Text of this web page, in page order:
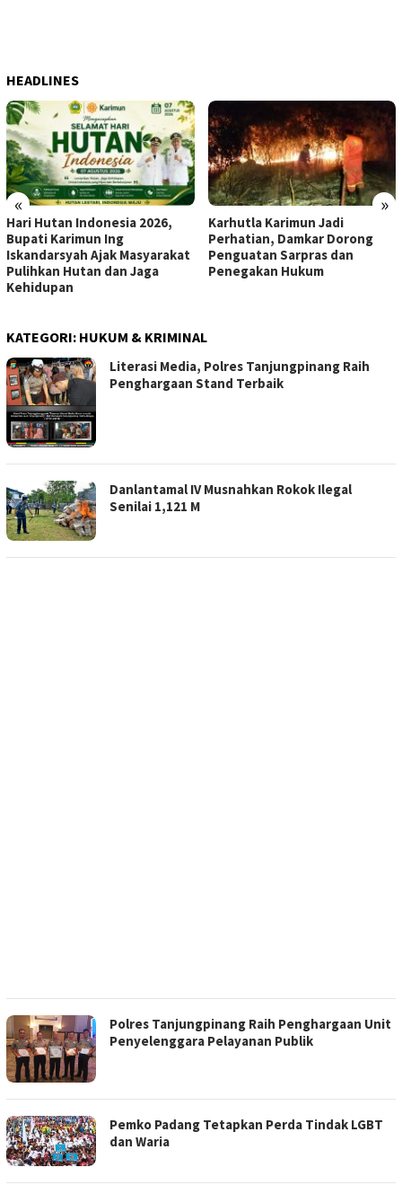
HEADLINES
« »
Hari Hutan Indonesia 2026,
Bupati Karimun Ing
Iskandarsyah Ajak Masyarakat
Pulihkan Hutan dan Jaga
Kehidupan
Karhutla Karimun Jadi
Perhatian, Damkar Dorong
Penguatan Sarpras dan
Penegakan Hukum
KATEGORI: HUKUM & KRIMINAL
Literasi Media, Polres Tanjungpinang Raih
Penghargaan Stand Terbaik
Danlantamal IV Musnahkan Rokok Ilegal
Senilai 1,121 M
Polres Tanjungpinang Raih Penghargaan Unit
Penyelenggara Pelayanan Publik
Pemko Padang Tetapkan Perda Tindak LGBT
dan Waria